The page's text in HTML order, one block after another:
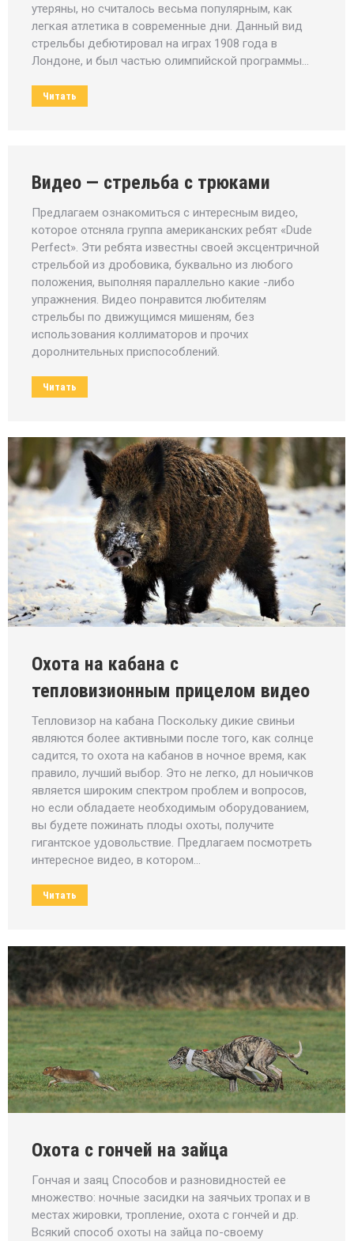
утеряны, но считалось весьма популярным, как
легкая атлетика в современные дни. Данный вид
стрельбы дебютировал на играх 1908 года в
Лондоне, и был частью олимпийской программы…
Читать
Видео — стрельба с трюками
Предлагаем ознакомиться с интересным видео,
которое отсняла группа американских ребят «Dude
Perfect». Эти ребята известны своей эксцентричной
стрельбой из дробовика, буквально из любого
положения, выполняя параллельно какие -либо
упражнения. Видео понравится любителям
стрельбы по движущимся мишеням, без
использования коллиматоров и прочих
доролнительных приспособлений.
Читать
Охота на кабана с
тепловизионным прицелом видео
Тепловизор на кабана Поскольку дикие свиньи
являются более активными после того, как солнце
садится, то охота на кабанов в ночное время, как
правило, лучший выбор. Это не легко, дл ноыичков
является широким спектром проблем и вопросов,
но если обладаете необходимым оборудованием,
вы будете пожинать плоды охоты, получите
гигантское удовольствие. Предлагаем посмотреть
интересное видео, в котором…
Читать
Охота с гончей на зайца
Гончая и заяц Способов и разновидностей ее
множество: ночные засидки на заячьих тропах и в
местах жировки, тропление, охота с гончей и др.
Всякий способ охоты на зайца по-своему